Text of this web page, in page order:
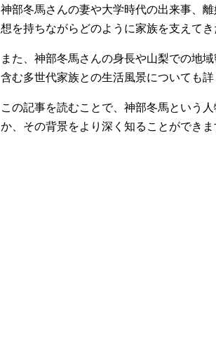
神部冬馬さんの妻や大学時代の出来事、
想を持ちながらどのように家族を支えてき
また、神部冬馬さんの身長や山梨での地
含む多世代家族との生活風景についても詳
この記事を読むことで、神部冬馬という
か、その背景をより深く知ることができま